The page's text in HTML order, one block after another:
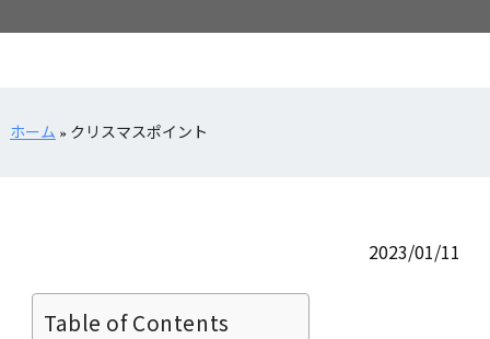
ホーム » クリスマスポイント
2023/01/11
Table of Contents